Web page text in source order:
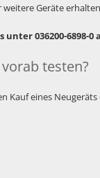
Geräte
unter 036200-6898-
testen?
Kauf eines